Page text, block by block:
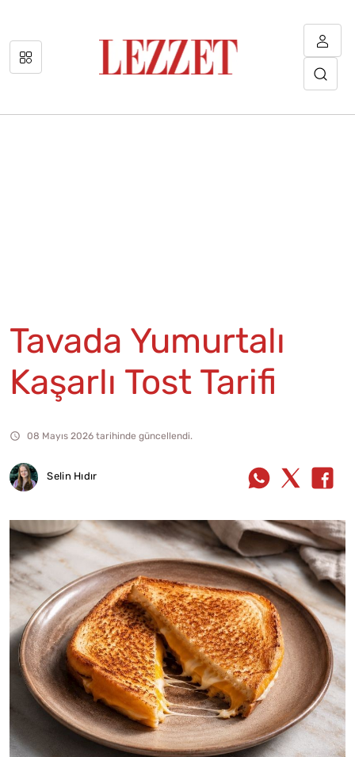
Tavada Yumurtalı
Kaşarlı Tost Tarifi
08 Mayıs 2026 tarihinde güncellendi.
Selin Hıdır